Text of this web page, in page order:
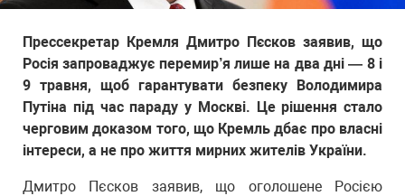
Прессекретар Кремля Дмитро Пєсков заявив, що
Росія запроваджує перемир’я лише на два дні — 8 і
9 травня, щоб гарантувати безпеку Володимира
Путіна під час параду у Москві. Це рішення стало
черговим доказом того, що Кремль дбає про власні
інтереси, а не про життя мирних жителів України.
Дмитро Пєсков заявив, що оголошене Росією